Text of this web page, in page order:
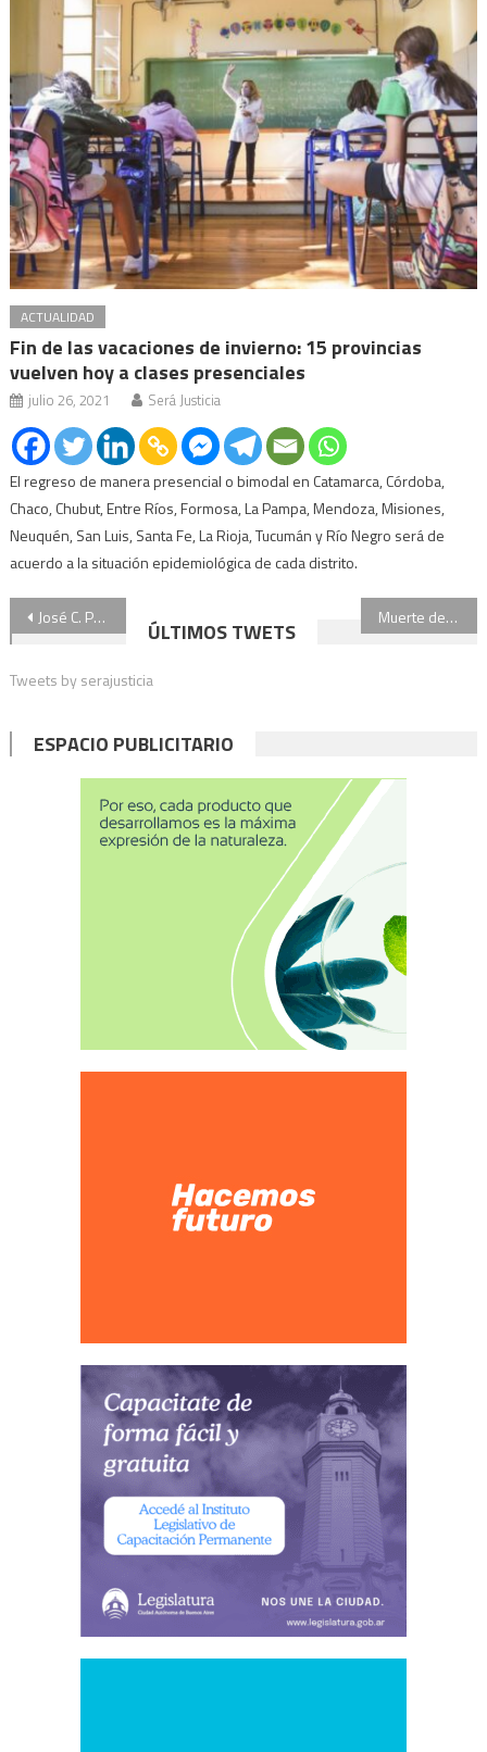
ACTUALIDAD
Fin de las vacaciones de invierno: 15 provincias
vuelven hoy a clases presenciales
julio 26, 2021 Será Justicia
El regreso de manera presencial o bimodal en Catamarca, Córdoba,
Chaco, Chubut, Entre Ríos, Formosa, La Pampa, Mendoza, Misiones,
Neuquén, San Luis, Santa Fe, La Rioja, Tucumán y Río Negro será de
acuerdo a la situación epidemiológica de cada distrito.
Navegación
de
entradas
José C. Paz: encuentran restos descuartizados de una persona en una vivienda Muerte de Fernando Báez Sosa: qué se sabe hasta ahora de la investigación
ÚLTIMOS TWETS
Tweets by serajusticia
ESPACIO PUBLICITARIO